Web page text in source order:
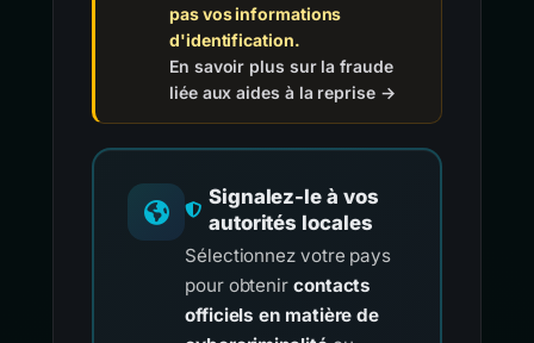
pas vos informations
d'identification.
En savoir plus sur la fraude
liée aux aides à la reprise →
Signalez-le à vos
autorités locales
Sélectionnez votre pays
pour obtenir contacts
officiels en matière de